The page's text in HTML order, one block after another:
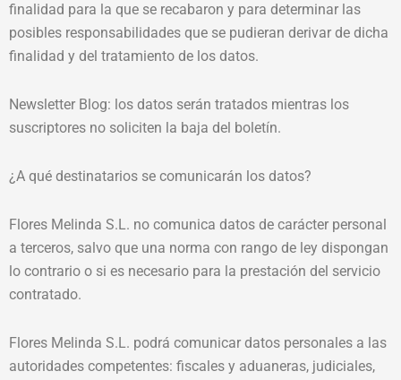
finalidad para la que se recabaron y para determinar las
posibles responsabilidades que se pudieran derivar de dicha
finalidad y del tratamiento de los datos.
Newsletter Blog: los datos serán tratados mientras los
suscriptores no soliciten la baja del boletín.
¿A qué destinatarios se comunicarán los datos?
Flores Melinda S.L. no comunica datos de carácter personal
a terceros, salvo que una norma con rango de ley dispongan
lo contrario o si es necesario para la prestación del servicio
contratado.
Flores Melinda S.L. podrá comunicar datos personales a las
autoridades competentes: fiscales y aduaneras, judiciales,